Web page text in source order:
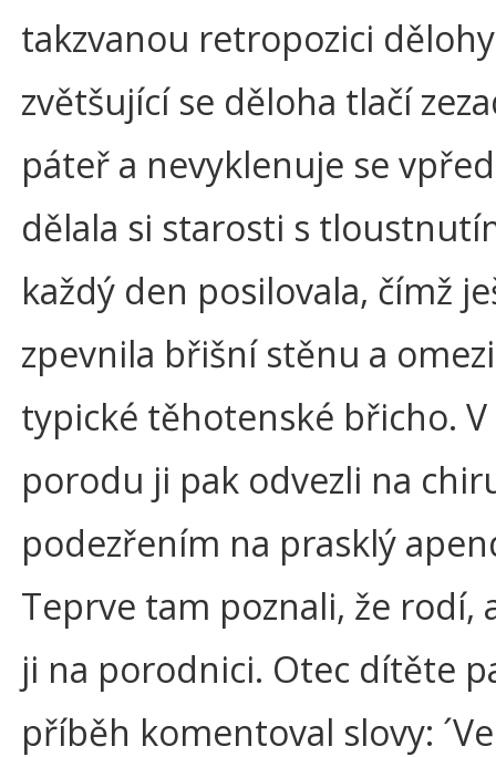
takzvanou retropozici
zvětšující se děloha tlačí
páteř a nevyklenuje se
dělala si starosti s
každý den posilovala, čímž
zpevnila břišní stěnu a
typické těhotenské břicho.
porodu ji pak odvezli na
podezřením na prasklý
Teprve tam poznali, že rodí,
ji na porodnici. Otec dítěte
příběh komentoval slovy: